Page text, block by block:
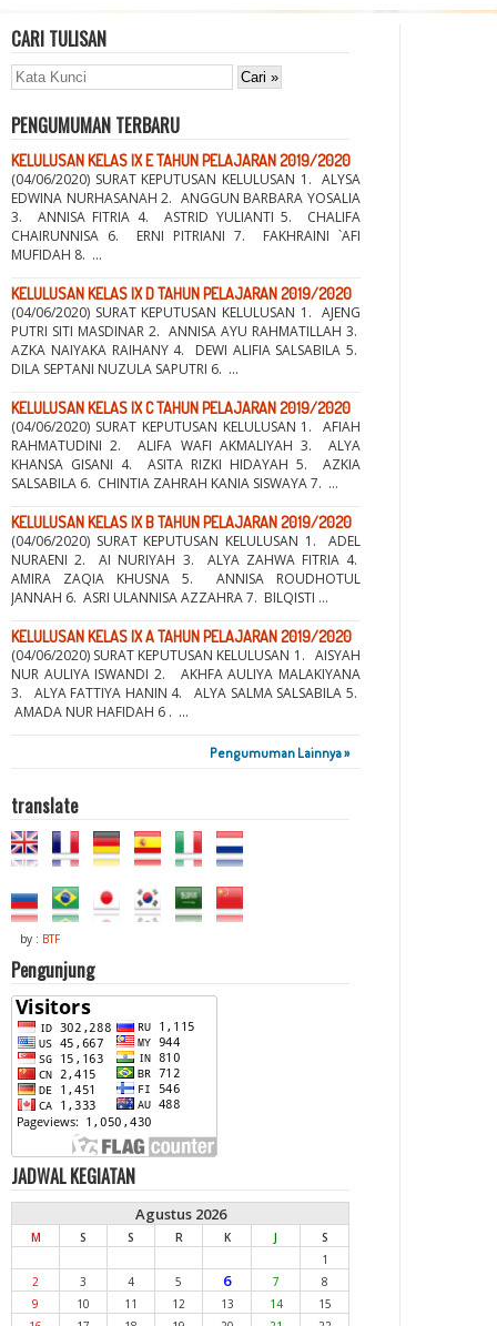
CARI TULISAN
PENGUMUMAN TERBARU
KELULUSAN KELAS IX E TAHUN PELAJARAN 2019/2020
(04/06/2020) SURAT KEPUTUSAN KELULUSAN 1. ALYSA
EDWINA NURHASANAH 2. ANGGUN BARBARA YOSALIA
3. ANNISA FITRIA 4. ASTRID YULIANTI 5. CHALIFA
CHAIRUNNISA 6. ERNI PITRIANI 7. FAKHRAINI `AFI
MUFIDAH 8. ...
KELULUSAN KELAS IX D TAHUN PELAJARAN 2019/2020
(04/06/2020) SURAT KEPUTUSAN KELULUSAN 1. AJENG
PUTRI SITI MASDINAR 2. ANNISA AYU RAHMATILLAH 3.
AZKA NAIYAKA RAIHANY 4. DEWI ALIFIA SALSABILA 5.
DILA SEPTANI NUZULA SAPUTRI 6. ...
KELULUSAN KELAS IX C TAHUN PELAJARAN 2019/2020
(04/06/2020) SURAT KEPUTUSAN KELULUSAN 1. AFIAH
RAHMATUDINI 2. ALIFA WAFI AKMALIYAH 3. ALYA
KHANSA GISANI 4. ASITA RIZKI HIDAYAH 5. AZKIA
SALSABILA 6. CHINTIA ZAHRAH KANIA SISWAYA 7. ...
KELULUSAN KELAS IX B TAHUN PELAJARAN 2019/2020
(04/06/2020) SURAT KEPUTUSAN KELULUSAN 1. ADEL
NURAENI 2. AI NURIYAH 3. ALYA ZAHWA FITRIA 4.
AMIRA ZAQIA KHUSNA 5. ANNISA ROUDHOTUL
JANNAH 6. ASRI ULANNISA AZZAHRA 7. BILQISTI ...
KELULUSAN KELAS IX A TAHUN PELAJARAN 2019/2020
(04/06/2020) SURAT KEPUTUSAN KELULUSAN 1. AISYAH
NUR AULIYA ISWANDI 2. AKHFA AULIYA MALAKIYANA
3. ALYA FATTIYA HANIN 4. ALYA SALMA SALSABILA 5.
AMADA NUR HAFIDAH 6 . ...
Pengumuman Lainnya »
translate
by : BTF
Pengunjung
JADWAL KEGIATAN
Agustus 2026
M S S R K J
S
1
2
3 4 5 6 7
8
9
10 11 12 13 14
15